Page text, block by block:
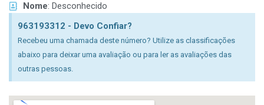
Nome: Desconhecido
963193312 - Devo Confiar?
Recebeu uma chamada deste número? Utilize as classificações
abaixo para deixar uma avaliação ou para ler as avaliações das
outras pessoas.